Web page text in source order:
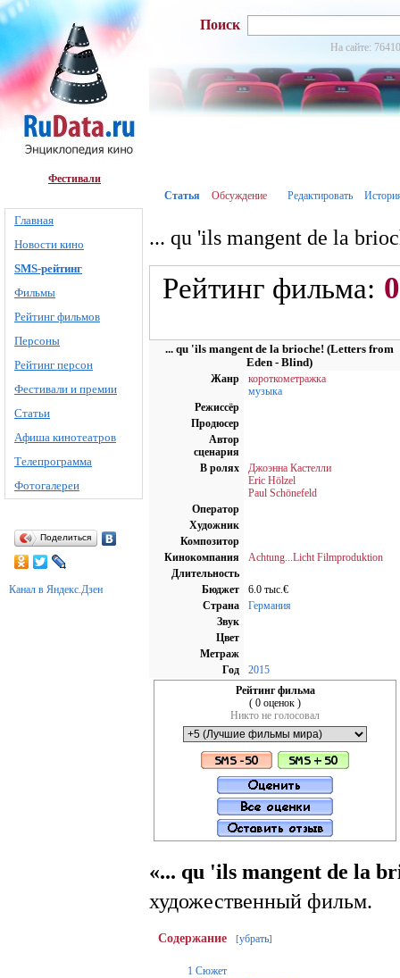
Фестивали
Главная
Новости кино
SMS-рейтинг
Фильмы
Рейтинг фильмов
Персоны
Рейтинг персон
Фестивали и премии
Статьи
Афиша кинотеатров
Телепрограмма
Фотогалереи
Поделиться
Канал в Яндекс.Дзен
Поиск
На сайте:
Статья Обсуждение Редактировать
... qu 'ils mangent de la
Рейтинг фильма: 0
... qu 'ils mangent de la brioche! (Letters from
Eden - Blind)
Жанр
короткометражка
музыка
Режиссёр
Продюсер
Автор
сценария
В ролях
Джоэнна Кастелли
Eric Hölzel
Paul Schönefeld
Оператор
Художник
Композитор
Кинокомпания
Achtung...Licht Filmproduktion
Длительность
Бюджет
6.0 тыс.€
Страна
Германия
Звук
Цвет
Метраж
Год
2015
Рейтинг фильма
( 0 оценок )
Никто не голосовал
«... qu 'ils mangent de la
художественный фильм.
Содержание [убрать]
1 Сюжет